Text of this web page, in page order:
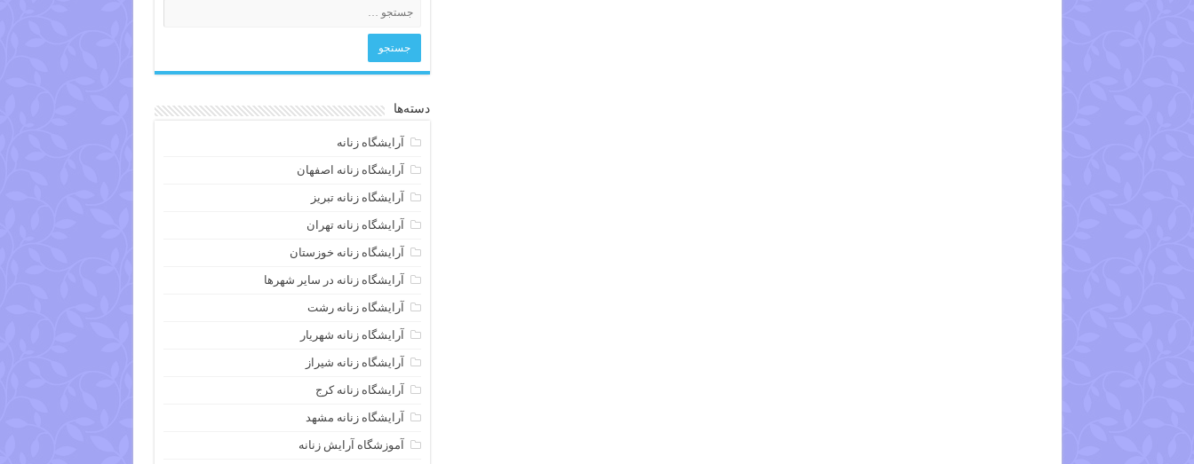
دسته‌ها
آرایشگاه زنانه
آرایشگاه زنانه اصفهان
آرایشگاه زنانه تبریز
آرایشگاه زنانه تهران
آرایشگاه زنانه خوزستان
آرایشگاه زنانه در سایر شهرها
آرایشگاه زنانه رشت
آرایشگاه زنانه شهریار
آرایشگاه زنانه شیراز
آرایشگاه زنانه کرج
آرایشگاه زنانه مشهد
آموزشگاه آرایش زنانه